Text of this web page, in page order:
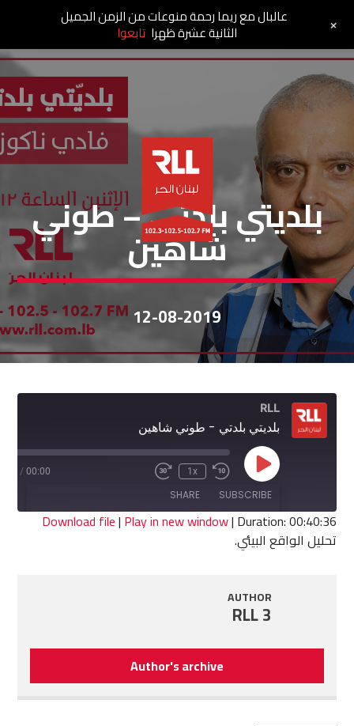
بلديتي بلدتي
بلديتي بلدتي – طوني
شاهين
12-08-2019
RLL
بلديتي بلدتي - طوني شاهين
Play
Episode
Rewind
10
Seconds
1x
Fast
seconds
00:00
/
SUBSCRIBE
SHARE
SHARE
Download file| Play in new window| Duration: 00:40:36
تحليل الواقع البيئي.
AUTHOR
RLL 3
Author's archive
عالبال مع ريما رحمة منوعات من الزمن الجميل
الثانية عشرة ظهرا تابعوا +